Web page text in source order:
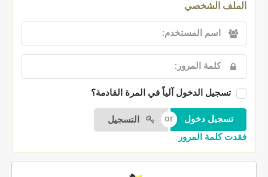
الملف الشخصي
تسجيل الدخول آلياً في المرة القادمة؟
التسجيل
فقدت كلمة المرور